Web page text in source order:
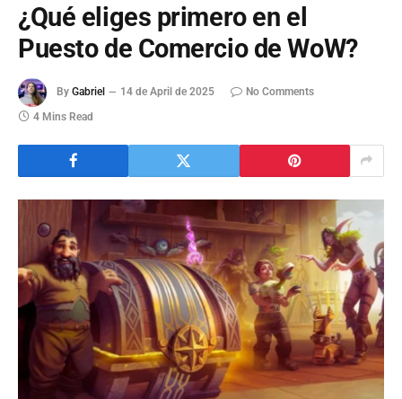
¿Qué eliges primero en el
Puesto de Comercio de WoW?
By Gabriel 14 de April de 2025
No Comments
4 Mins Read